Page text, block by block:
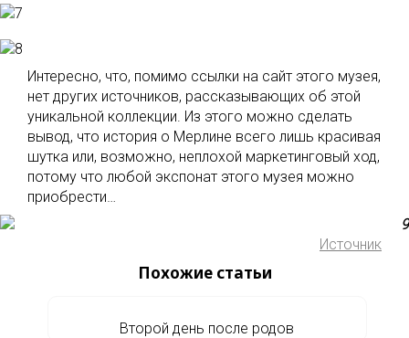
Интересно, что, помимо ссылки на сайт этого музея,
нет других источников, рассказывающих об этой
уникальной коллекции. Из этого можно сделать
вывод, что история о Мерлине всего лишь красивая
шутка или, возможно, неплохой маркетинговый ход,
потому что любой экспонат этого музея можно
приобрести…
Источник
Похожие статьи
Второй день после родов